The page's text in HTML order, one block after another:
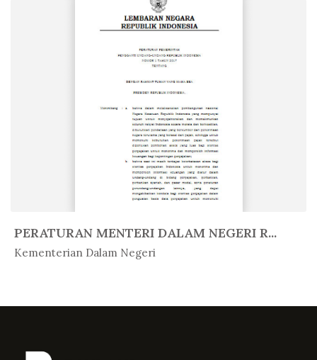
PERATURAN MENTERI DALAM NEGERI R...
Kementerian Dalam Negeri
In Peratur...